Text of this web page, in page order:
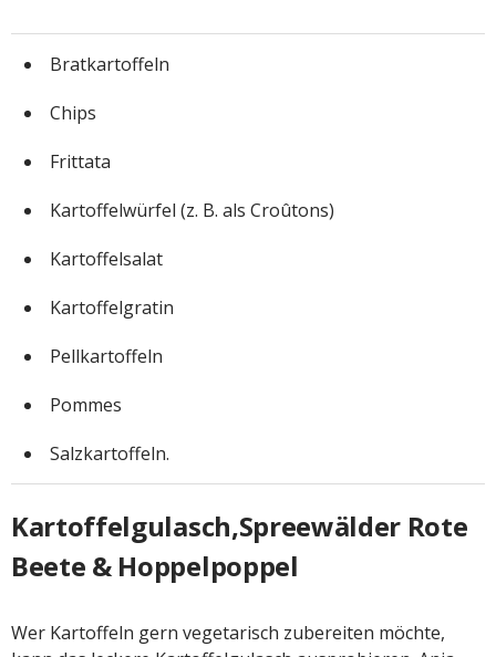
Bratkartoffeln
Chips
Frittata
Kartoffelwürfel (z. B. als Croûtons)
Kartoffelsalat
Kartoffelgratin
Pellkartoffeln
Pommes
Salzkartoffeln.
Kartoffelgulasch,Spreewälder Rote
Beete & Hoppelpoppel
Wer Kartoffeln gern vegetarisch zubereiten möchte,